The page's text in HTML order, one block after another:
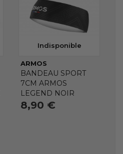
Indisponible
ARMOS
BANDEAU SPORT
7CM ARMOS
LEGEND NOIR
8,90 €